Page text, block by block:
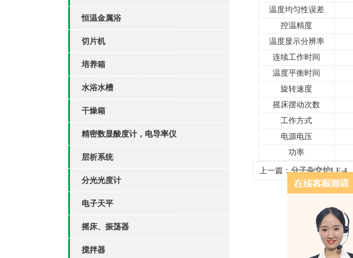
恒温金属浴
切片机
培养箱
水浴水槽
干燥箱
精密数显酸度计，电导率仪
层析系统
分光光度计
电子天平
摇床、振荡器
搅拌器
温度均匀性误差
控温精度
温度显示分辨率
连续工作时间
温度平衡时间
旋转速度
摇床摆动次数
工作方式
电源电压
功率
上一篇：分子杂交炉LF-4